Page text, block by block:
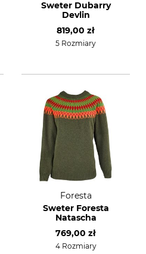
Sweter Dubarry
Devlin
819,00 zł
5 Rozmiary
Foresta
Sweter Foresta
Natascha
769,00 zł
4 Rozmiary